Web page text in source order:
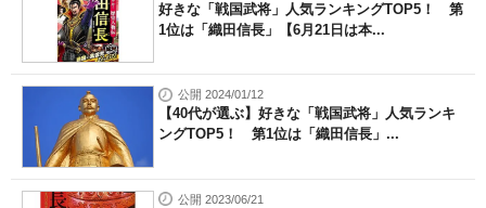
好きな「戦国武将」人気ランキングTOP5！ 第
1位は「織田信長」【6月21日は本...
公開 2024/01/12
【40代が選ぶ】好きな「戦国武将」人気ランキ
ングTOP5！ 第1位は「織田信長」...
公開 2023/06/21